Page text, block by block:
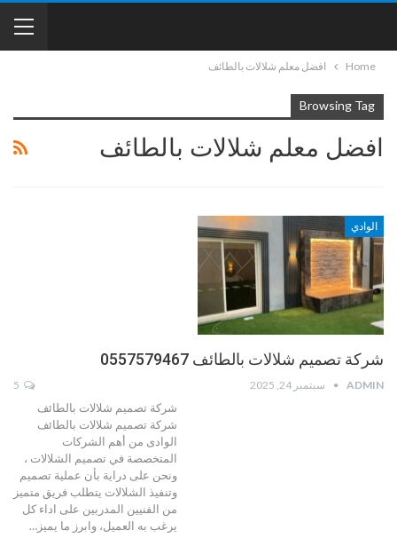
Home افضل معلم شلالات بالطائف
Browsing Tag
افضل معلم شلالات بالطائف
الوادي
شركة تصميم شلالات بالطائف 0557579467
ADMIN سبتمبر 24, 2025
شركة تصميم شلالات بالطائف
شركة تصميم شلالات بالطائف
الوادى من أهم الشركات
المتخصصة في تصميم الشلالات ،
ونحن على دراية بأن عملية تصميم
وتنفيذ الشلالات يتطلب فريق متميز
من الفنيين المدربين على اداء كل
يرغب به العميل، وابرز ما يميز…